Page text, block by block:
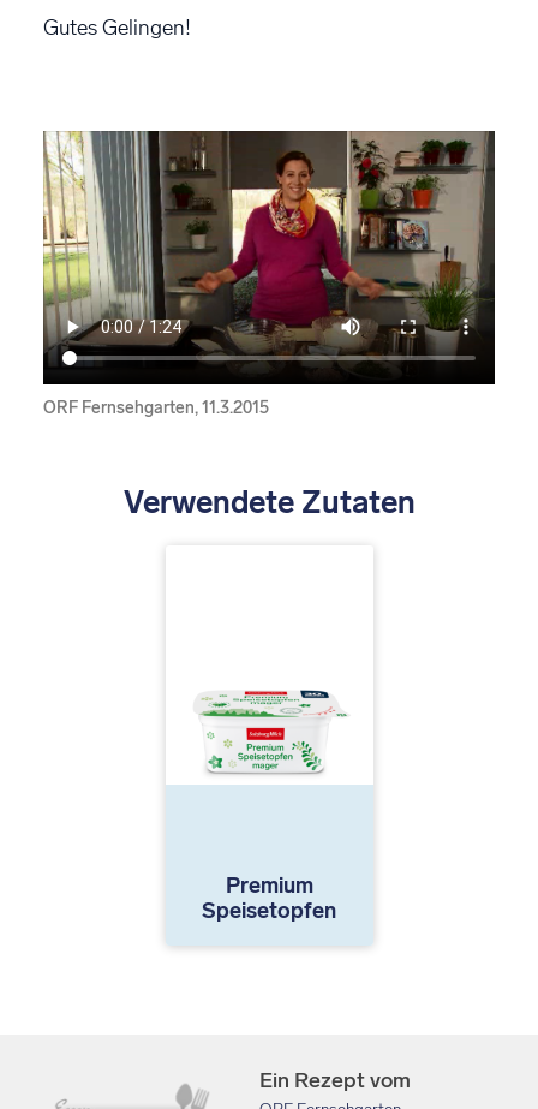
Gutes Gelingen!
ORF Fernsehgarten, 11.3.2015
Verwendete Zutaten
Premium
Speisetopfen
Ein Rezept vom